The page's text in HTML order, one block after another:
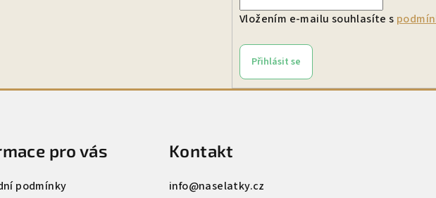
Vložením e-mailu souhlasíte s
Přihlásit se
pro vás
podmínky
Kontakt
info@naselatky.cz